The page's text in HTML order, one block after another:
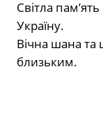
Світла
Україну.
Вічна шана та
близьким.